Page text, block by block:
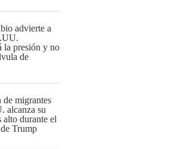
advierte a
la presión y no
de
de migrantes
alcanza su
alto durante el
Trump